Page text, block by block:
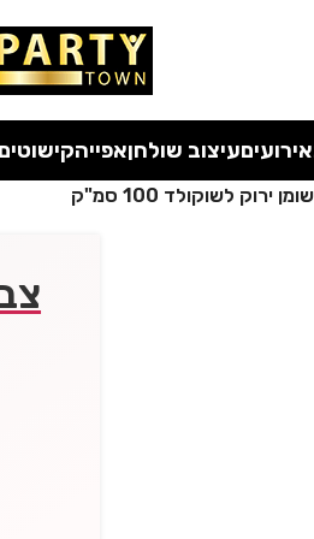
כל המוצרים ללא מע"מעד סוף
אירועיםעיצוב שולחןאפייהקישוטים
לשוקולד 100 סמ"ק